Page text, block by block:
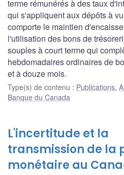
terme rémunérés à des taux
qui s'appliquent aux dépôts à
comporte le maintien
l'utilisation des bons de
souples à court terme qui
hebdomadaires ordinaires de
et à douze mois.
Type(s) de contenu : Publications,
Banque du Canada
L'incertitude et la
transmission de la
monétaire au